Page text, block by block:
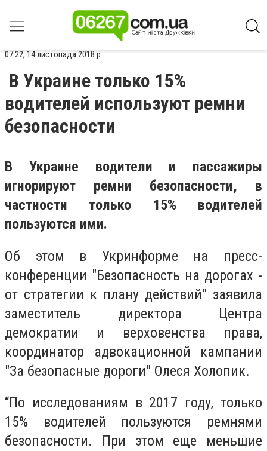
07:22, 14 листопада 2018 р.
В Украине только 15%
водителей используют ремни
безопасности
В Украине водители и пассажиры
игнорируют ремни безопасности, в
частности только 15% водителей
пользуются ими.
Об этом в Укринформе на пресс-
конференции "Безопасность на дорогах -
от стратегии к плану действий" заявила
заместитель директора Центра
демократии и верховенства права,
координатор адвокационной кампании
"За безопасные дороги" Олеся Холопик.
“По исследованиям в 2017 году, только
15% водителей пользуются ремнями
безопасности. При этом еще меньшие